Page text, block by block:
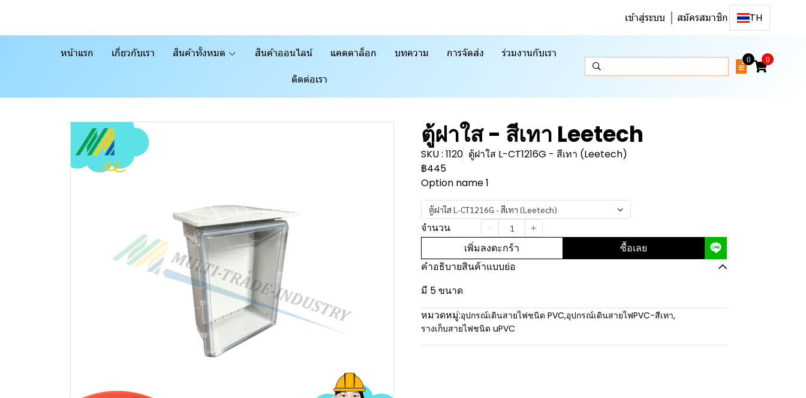
เข้าสู่ระบบ สมัครสมาชิก TH
หน้าแรก เกี่ยวกับเรา สินค้าทั้งหมด สินค้าออนไลน์ แคตตาล็อก บทความ การจัดส่ง ร่วมงานกับเรา
ติดต่อเรา
0 0
ตู้ฝาใส - สีเทา Leetech
SKU : 1120 ตู้ฝาใส L-CT1216G - สีเทา (Leetech)
฿445
Option name 1
ตู้ฝาใส L-CT1216G - สีเทา (Leetech)
จำนวน
เพิ่มลงตะกร้า ซื้อเลย
คำอธิบายสินค้าแบบย่อ
มี 5 ขนาด
หมวดหมู่:อุปกรณ์เดินสายไฟชนิด PVC,อุปกรณ์เดินสายไฟPVC-สีเทา,
รางเก็บสายไฟชนิด uPVC